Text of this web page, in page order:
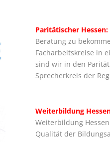
Paritätischer Hessen:
Beratung zu
Facharbeitskreise in
sind wir in den
Sprecherkreis der
Weiterbildung
Weiterbildung
Qualität der